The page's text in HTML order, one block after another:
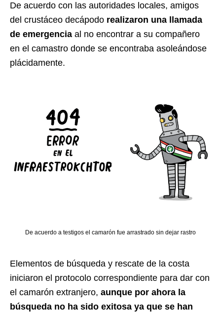
De acuerdo con las autoridades locales, amigos
del crustáceo decápodo realizaron una llamada
de emergencia al no encontrar a su compañero
en el camastro donde se encontraba asoleándose
plácidamente.
De acuerdo a testigos el camarón fue arrastrado sin dejar rastro
Elementos de búsqueda y rescate de la costa
iniciaron el protocolo correspondiente para dar con
el camarón extranjero, aunque por ahora la
búsqueda no ha sido exitosa ya que se han